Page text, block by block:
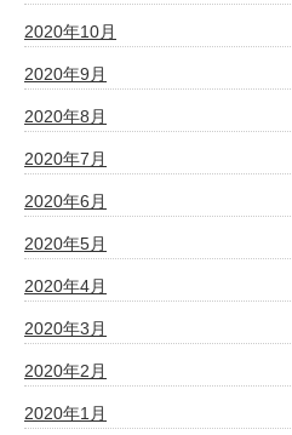
2020年10月
2020年9月
2020年8月
2020年7月
2020年6月
2020年5月
2020年4月
2020年3月
2020年2月
2020年1月